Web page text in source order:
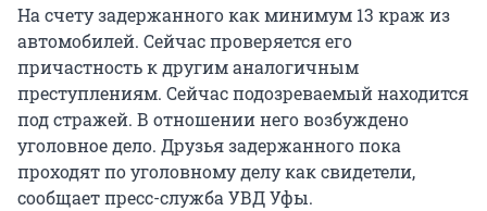
На счету задержанного как минимум 13 краж из
автомобилей. Сейчас проверяется его
причастность к другим аналогичным
преступлениям. Сейчас подозреваемый находится
под стражей. В отношении него возбуждено
уголовное дело. Друзья задержанного пока
проходят по уголовному делу как свидетели,
сообщает пресс-служба УВД Уфы.